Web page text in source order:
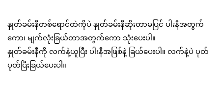
နှုတ်ခမ်းနီတစ်ရောင်ထဲကိုပဲ နှုတ်ခမ်းနီဆိုးတာမပြင် ပါးနီအတွက်
ကော၊ မျက်လုံးခြယ်တာအတွက်ကော သုံးပေးပါ။
နှုတ်ခမ်းနီကို လက်နဲ့ယူပြီး ပါးနီအဖြစ်နဲ့ ခြယ်ပေးပါ။ လက်နဲ့ပဲ ပုတ်
ပုတ်ပြီးခြယ်ပေးပါ။